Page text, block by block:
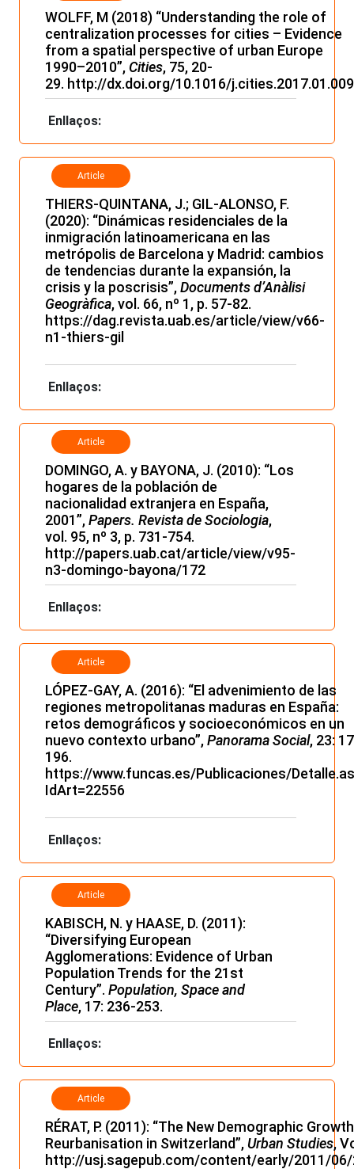
WOLFF, M (2018) “Understanding the role of
centralization processes for cities – Evidence
from a spatial perspective of urban Europe
1990–2010”, Cities, 75, 20-
29. http://dx.doi.org/10.1016/j.cities.2017.01.009
Enllaços:
Article
THIERS-QUINTANA, J.; GIL-ALONSO, F.
(2020): “Dinámicas residenciales de la
inmigración latinoamericana en las
metrópolis de Barcelona y Madrid: cambios
de tendencias durante la expansión, la
crisis y la poscrisis”,Documents d’Anàlisi
Geogràfica, vol. 66, nº 1, p. 57-82.
https://dag.revista.uab.es/article/view/v66-
n1-thiers-gil
Enllaços:
Article
DOMINGO, A. y BAYONA, J. (2010): “Los
hogares de la población de
nacionalidad extranjera en España,
2001”,Papers. Revista de Sociologia,
vol. 95, nº 3, p. 731-754.
http://papers.uab.cat/article/view/v95-
n3-domingo-bayona/172
Enllaços:
Article
LÓPEZ-GAY, A. (2016): “El advenimiento de las
regiones metropolitanas maduras en España:
retos demográficos y socioeconómicos en un
nuevo contexto urbano”,Panorama Social, 23:
196.
https://www.funcas.es/Publicaciones/
IdArt=22556
Enllaços:
Article
KABISCH, N. y HAASE, D. (2011):
“Diversifying European
Agglomerations: Evidence of Urban
Population Trends for the 21st
Century”. Population, Space and
Place, 17: 236-253.
Enllaços:
Article
RÉRAT, P. (2011): “The New Demographic
Reurbanisation in Switzerland”, Urban Studies,
http://usj.sagepub.com/content/early/2011/